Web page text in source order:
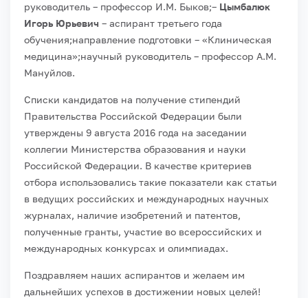
руководитель – профессор И.М. Быков;– Цымбалюк
Игорь Юрьевич – аспирант третьего года
обучения;направление подготовки – «Клиническая
медицина»;научный руководитель – профессор А.М.
Мануйлов.
Списки кандидатов на получение стипендий
Правительства Российской Федерации были
утверждены 9 августа 2016 года на заседании
коллегии Министерства образования и науки
Российской Федерации. В качестве критериев
отбора использовались такие показатели как статьи
в ведущих российских и международных научных
журналах, наличие изобретений и патентов,
полученные гранты, участие во всероссийских и
международных конкурсах и олимпиадах.
Поздравляем наших аспирантов и желаем им
дальнейших успехов в достижении новых целей!